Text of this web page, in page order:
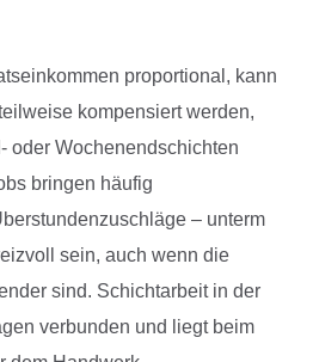
proportional, kann
kompensiert werden,
oder Wochenendschichten
bringen häufig
– unterm
sein, auch wenn die
sind. Schichtarbeit in der
verbunden und liegt beim